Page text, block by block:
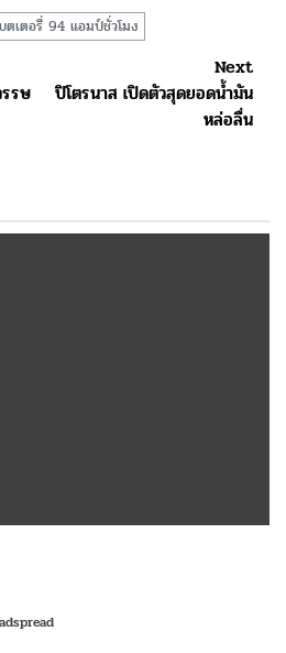
ตเตอรี่ 94 แอมป์ชั่วโมง
รษ
Next
ปิโตรนาส เปิดตัวสุดยอดน้ำมัน
หล่อลื่น